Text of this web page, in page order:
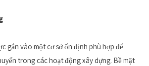
gắn vào một cơ sở ổn định phù hợp để
trong các hoạt động xây dựng. Bề mặt